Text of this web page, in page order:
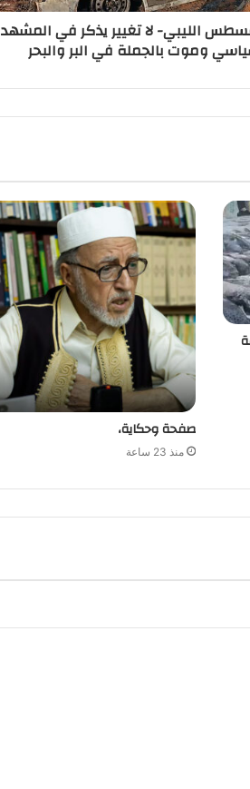
الليبي- لا تغيير يذكر في المشهد
وموت بالجملة في البر والبحر
صفحة وحكاية،
منذ 23 ساعة